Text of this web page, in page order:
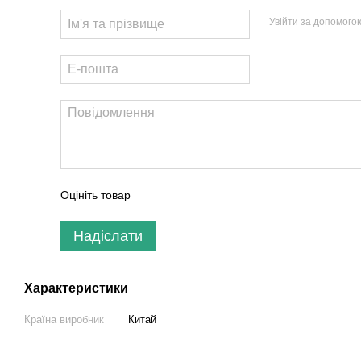
Увійти за
Оцініть товар
Надіслати
Характеристики
Країна виробник Китай